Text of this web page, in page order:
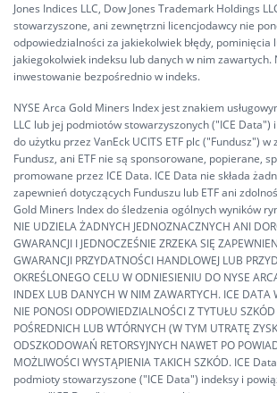
Jones Indices LLC, Dow Jones Trademark Holdings
stowarzyszone, ani zewnętrzni licencjodawcy nie
odpowiedzialności za jakiekolwiek błędy, pominięcia
jakiegokolwiek indeksu lub danych w nim zawartych.
inwestowanie bezpośrednio w indeks.
NYSE Arca Gold Miners Index jest znakiem
LLC lub jej podmiotów stowarzyszonych ("ICE Data")
do użytku przez VanEck UCITS ETF plc ("Fundusz") w
Fundusz, ani ETF nie są sponsorowane, popierane,
promowane przez ICE Data. ICE Data nie składa
zapewnień dotyczących Funduszu lub ETF ani
Gold Miners Index do śledzenia ogólnych wyników
NIE UDZIELA ŻADNYCH JEDNOZNACZNYCH ANI
GWARANCJI I JEDNOCZEŚNIE ZRZEKA SIĘ
GWARANCJI PRZYDATNOŚCI HANDLOWEJ LUB
OKREŚLONEGO CELU W ODNIESIENIU DO NYSE
INDEX LUB DANYCH W NIM ZAWARTYCH. ICE DATA
NIE PONOSI ODPOWIEDZIALNOŚCI Z TYTUŁU
POŚREDNICH LUB WTÓRNYCH (W TYM UTRATĘ
ODSZKODOWAŃ RETORSYJNYCH NAWET PO
MOŻLIWOŚCI WYSTĄPIENIA TAKICH SZKÓD. ICE
podmioty stowarzyszone ("ICE Data") indeksy i